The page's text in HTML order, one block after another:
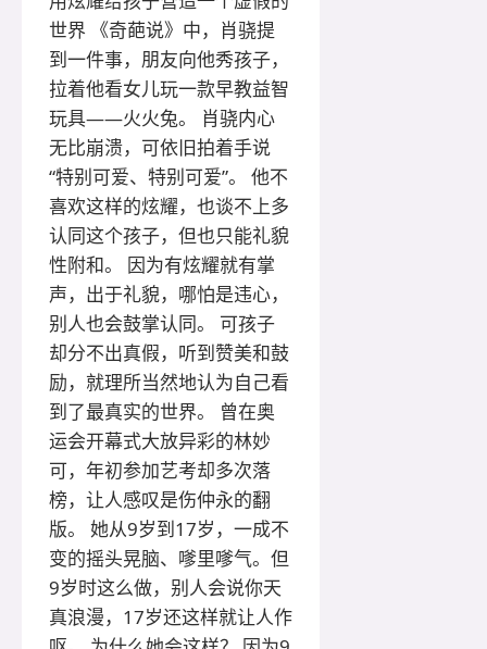
世界 《奇葩说》中，肖骁提
到一件事，朋友向他秀孩子，
拉着他看女儿玩一款早教益智
玩具——火火兔。 肖骁内心
无比崩溃，可依旧拍着手说
“特别可爱、特别可爱”。 他不
喜欢这样的炫耀，也谈不上多
认同这个孩子，但也只能礼貌
性附和。 因为有炫耀就有掌
声，出于礼貌，哪怕是违心，
别人也会鼓掌认同。 可孩子
却分不出真假，听到赞美和鼓
励，就理所当然地认为自己看
到了最真实的世界。 曾在奥
运会开幕式大放异彩的林妙
可，年初参加艺考却多次落
榜，让人感叹是伤仲永的翻
版。 她从9岁到17岁，一成不
变的摇头晃脑、嗲里嗲气。但
9岁时这么做，别人会说你天
真浪漫，17岁还这样就让人作